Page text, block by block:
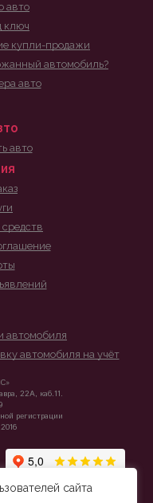
авто
ключ
купли-продажи
автомобиль?
авто
авто
автомобиля
автомобиля на учёт
22А, каб.11.
регистрации
сайта